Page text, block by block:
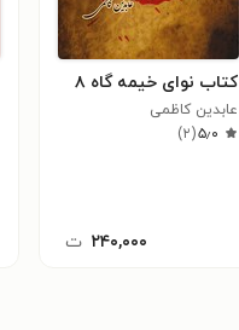
کتاب نوای خیمه گاه ۸
عابدین کاظمی
۵٫۰(۲)
۲۴۰,۰۰۰ ت